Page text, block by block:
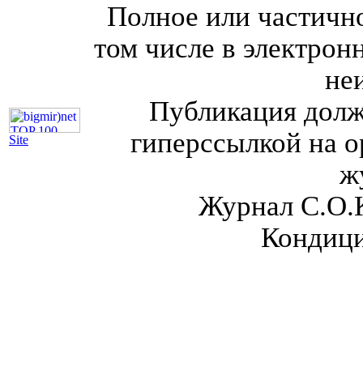
Site
Полное или
том числе в
Публикация
гиперссылкой на
Журнал